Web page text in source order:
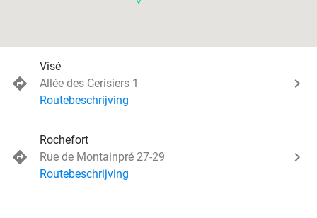
Visé
Allée des Cerisiers 1
Routebeschrijving
Rochefort
Rue de Montainpré 27-29
Routebeschrijving